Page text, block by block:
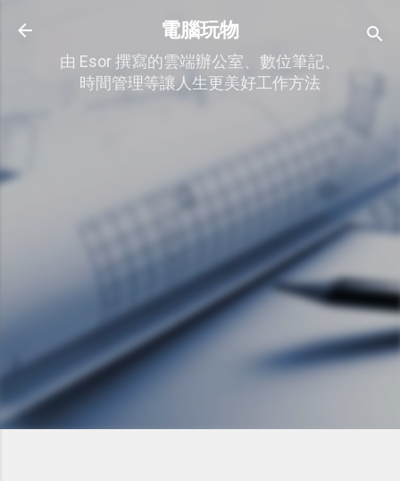
跳到主要內容
電腦玩物
由 Esor 撰寫的雲端辦公室、數位筆記、
時間管理等讓人生更美好工作方法